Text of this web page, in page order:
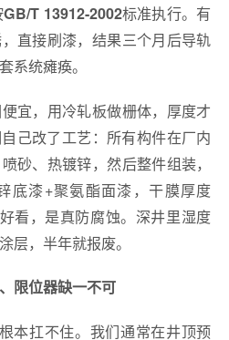
GB/T 13912-2002标准执行。有
直接刷漆，结果三个月后导轨
系统瘫痪。
宜，用冷轧板做栅体，厚度才
己改了工艺：所有构件在厂内
砂、热镀锌，然后整件组装，
底漆+聚氨酯面漆，干膜厚度
看，是真防腐蚀。深井里湿度
层，半年就报废。
限位器缺一不可
本扛不住。我们通常在井顶预